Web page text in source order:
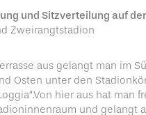
und Sitzverteilung auf
Zweirangtstadion
aus gelangt man im
Osten unter den
hier aus hat man
und gelangt